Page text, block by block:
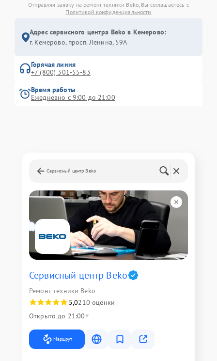
Отправляя заявку на ремонт техники Beko, Вы соглашаетесь с
Политикой конфиденциальности
Адрес сервисного центра Beko в Кемерово:
г. Кемерово, просп. Ленина, 59А
Горячая линия
+7 (800) 301-55-83
Время работы
Ежедневно с 9:00 до 21:00
Сервисный центр Beko
Сервисный центр Beko
Ремонт техники Beko
5,0210 оценки
Открыто до 21:00
Маршрут